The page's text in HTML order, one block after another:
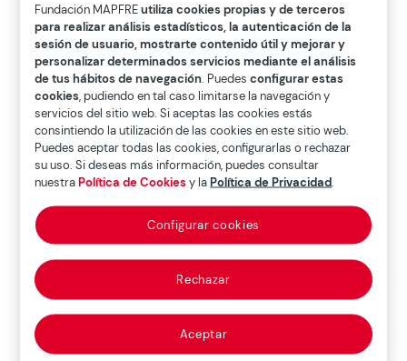
Empleabilidad|Emprendimiento
ElII Mapa de Talento Séniorque
desarrollamos y publicamos en 2022 muestra
una realidad nada anecdótica: el trabajo
autónomo general alcanza en España
porcentajes muy similares a los ocupados en
otros países europeos como Portugal o
Polonia. Pero el trabajo autónomo de la
población sénior es muy superior al de la
inmensa mayoría de ellos. ¿Qué significa
cultura promedio del emprendimiento que,
sin embargo, se intensifica enormemente en
Fundación MAPFREutiliza cookies propias y de terceros
para realizar análisis estadísticos, la autenticación de la
sesión de usuario, mostrarte contenido útil y mejorar y
personalizar determinados servicios mediante el análisis
de tus hábitos de navegación . Puedesconfigurar estas
cookies , pudiendo en tal caso limitarse la navegación y
servicios del sitio web. Si aceptas las cookies estás
consintiendo la utilización de las cookies en este sitio web.
Puedes aceptar todas las cookies, configurarlas o rechazar
su uso. Si deseas más información, puedes consultar
nuestraPolítica de Cookiesy laPolítica de Privacidad
Rechazar
Aceptar
Configurar cookies